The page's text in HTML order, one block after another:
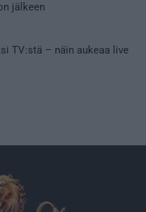
jälkeen
TV:stä – näin aukeaa live